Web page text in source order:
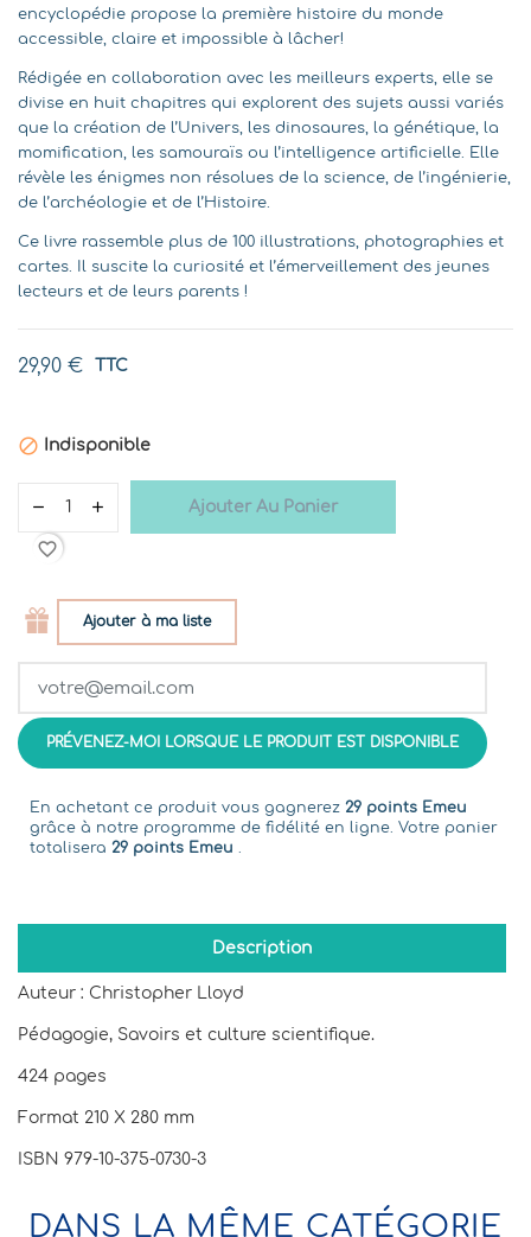
encyclopédie propose la première histoire du monde
accessible, claire et impossible à lâcher!
Rédigée en collaboration avec les meilleurs experts, elle se
divise en huit chapitres qui explorent des sujets aussi variés
que la création de l’Univers, les dinosaures, la génétique, la
momification, les samouraïs ou l’intelligence artificielle. Elle
révèle les énigmes non résolues de la science, de l’ingénierie,
de l’archéologie et de l’Histoire.
Ce livre rassemble plus de 100 illustrations, photographies et
cartes. Il suscite la curiosité et l’émerveillement des jeunes
lecteurs et de leurs parents !
29,90 € TTC
 Indisponible
Ajouter Au Panier
favorite_border
Ajouter à ma liste
PRÉVENEZ-MOI LORSQUE LE PRODUIT EST DISPONIBLE
En achetant ce produit vous gagnerez 29 points Emeu
grâce à notre programme de fidélité en ligne. Votre panier
totalisera 29 points Emeu .
Description
Auteur : Christopher Lloyd
Pédagogie, Savoirs et culture scientifique.
424 pages
Format 210 X 280 mm
ISBN 979-10-375-0730-3
DANS LA MÊME CATÉGORIE